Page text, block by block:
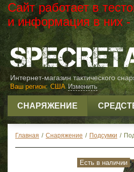
Сайт работает в
и информация в них
Интернет-магазин тактического
Изменить
Ваш регион: США
СНАРЯЖЕНИЕ
Главная / Снаряжение / Подсумки /
Есть в наличии